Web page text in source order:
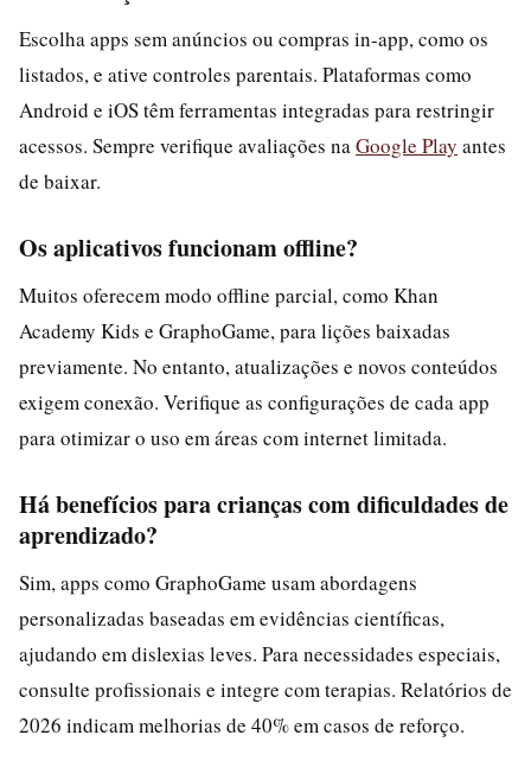
Escolha apps sem anúncios ou compras in-app, como os
listados, e ative controles parentais. Plataformas como
Android e iOS têm ferramentas integradas para restringir
acessos. Sempre verifique avaliações naGoogle Play antes
de baixar.
Os aplicativos funcionam offline?
Muitos oferecem modo offline parcial, como Khan
Academy Kids e GraphoGame, para lições baixadas
previamente. No entanto, atualizações e novos conteúdos
exigem conexão. Verifique as configurações de cada app
para otimizar o uso em áreas com internet limitada.
Há benefícios para crianças com dificuldades de
aprendizado?
Sim, apps como GraphoGame usam abordagens
personalizadas baseadas em evidências científicas,
ajudando em dislexias leves. Para necessidades especiais,
consulte profissionais e integre com terapias. Relatórios de
2026 indicam melhorias de 40% em casos de reforço.